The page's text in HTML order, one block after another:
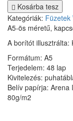
Kosárba tesz
Kategóriák: Füzetek
A5-ös méretű,
A borítót illusztrálta:
Formátum: A5
Terjedelem: 48 lap
Kivitelezés:
Belív papírja: Arena
80g/m2